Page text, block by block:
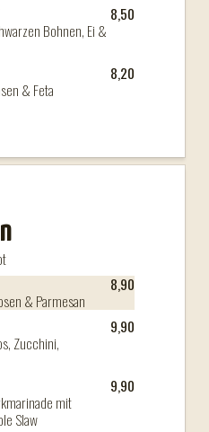
Bohnen, Ei &
8,50
& Feta
8,20
& Parmesan
8,90
Zucchini,
9,90
mit
Slaw
9,90